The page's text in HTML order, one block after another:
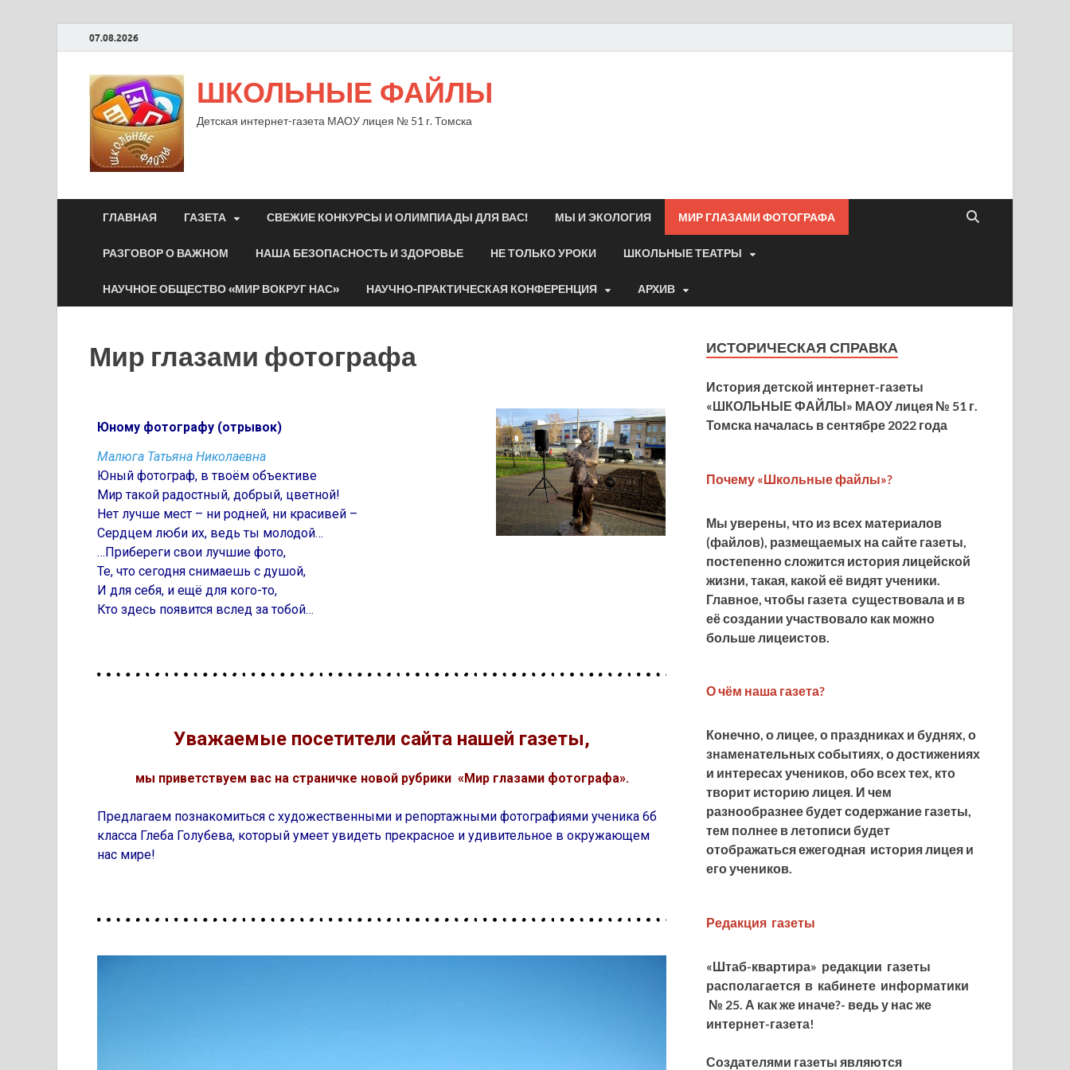
07.08.2026
ШКОЛЬНЫЕ ФАЙЛЫ
Детская интернет-газета МАОУ лицея № 51 г. Томска
ГЛАВНАЯ ГАЗЕТА СВЕЖИЕ КОНКУРСЫ И ОЛИМПИАДЫ ДЛЯ ВАС! МЫ И ЭКОЛОГИЯ МИР ГЛАЗАМИ ФОТОГРАФА
РАЗГОВОР О ВАЖНОМ НАША БЕЗОПАСНОСТЬ И ЗДОРОВЬЕ НЕ ТОЛЬКО УРОКИ ШКОЛЬНЫЕ ТЕАТРЫ
НАУЧНОЕ ОБЩЕСТВО «МИР ВОКРУГ НАС» НАУЧНО-ПРАКТИЧЕСКАЯ КОНФЕРЕНЦИЯ АРХИВ
Мир глазами фотографа
Юному фотографу (отрывок)
Малюга Татьяна Николаевна
Юный фотограф, в твоём объективе
Мир такой радостный, добрый, цветной!
Нет лучше мест – ни родней, ни красивей –
Сердцем люби их, ведь ты молодой…
…Прибереги свои лучшие фото,
Те, что сегодня снимаешь с душой,
И для себя, и ещё для кого-то,
Кто здесь появится вслед за тобой…
Уважаемые посетители сайта нашей газеты,
мы приветствуем вас на страничке новой рубрики «Мир глазами фотографа».
Предлагаем познакомиться с художественными и репортажными фотографиями ученика 6б
класса Глеба Голубева, который умеет увидеть прекрасное и удивительное в окружающем
нас мире!
ИСТОРИЧЕСКАЯ СПРАВКА
История детской интернет-газеты
«ШКОЛЬНЫЕ ФАЙЛЫ» МАОУ лицея № 51 г.
Томска началась в сентябре 2022 года
Почему «Школьные файлы»?
Мы уверены, что из всех материалов
(файлов), размещаемых на сайте газеты,
постепенно сложится история лицейской
жизни, такая, какой её видят ученики.
Главное, чтобы газета существовала и в
её создании участвовало как можно
больше лицеистов.
О чём наша газета?
Конечно, о лицее, о праздниках и буднях, о
знаменательных событиях, о достижениях
и интересах учеников, обо всех тех, кто
творит историю лицея. И чем
разнообразнее будет содержание газеты,
тем полнее в летописи будет
отображаться ежегодная история лицея и
его учеников.
Редакция газеты
«Штаб-квартира» редакции газеты
располагается в кабинете информатики
№ 25. А как же иначе?- ведь у нас же
интернет-газета!
Создателями газеты являются